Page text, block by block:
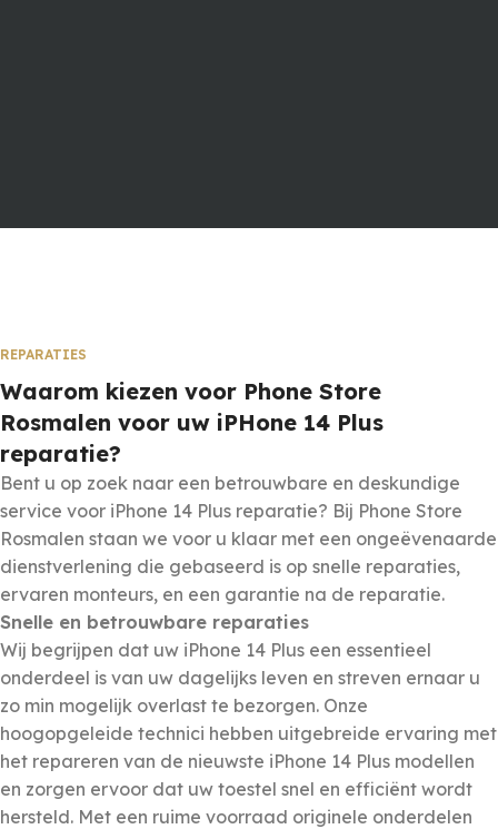
REPARATIES
Waarom kiezen voor Phone Store
Rosmalen voor uw iPHone 14 Plus
reparatie?
Bent u op zoek naar een betrouwbare en deskundige
service voor iPhone 14 Plus reparatie? Bij Phone Store
Rosmalen staan we voor u klaar met een ongeëvenaarde
dienstverlening die gebaseerd is op snelle reparaties,
ervaren monteurs, en een garantie na de reparatie.
Snelle en betrouwbare reparaties
Wij begrijpen dat uw iPhone 14 Plus een essentieel
onderdeel is van uw dagelijks leven en streven ernaar u
zo min mogelijk overlast te bezorgen. Onze
hoogopgeleide technici hebben uitgebreide ervaring met
het repareren van de nieuwste iPhone 14 Plus modellen
en zorgen ervoor dat uw toestel snel en efficiënt wordt
hersteld. Met een ruime voorraad originele onderdelen